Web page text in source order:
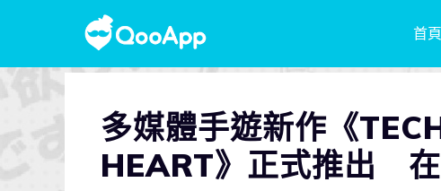
首頁
多媒體手遊新作《
HEART》正式推出